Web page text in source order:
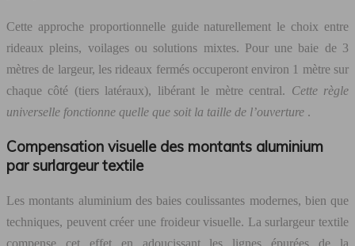
Cette approche proportionnelle guide naturellement le choix entre
rideaux pleins, voilages ou solutions mixtes. Pour une baie de 3
mètres de largeur, les rideaux fermés occuperont environ 1 mètre sur
chaque côté (tiers latéraux), libérant le mètre central. Cette règle
universelle fonctionne quelle que soit la taille de l’ouverture .
Compensation visuelle des montants aluminium
par surlargeur textile
Les montants aluminium des baies coulissantes modernes, bien que
techniques, peuvent créer une froideur visuelle. La surlargeur textile
compense cet effet en adoucissant les lignes épurées de la